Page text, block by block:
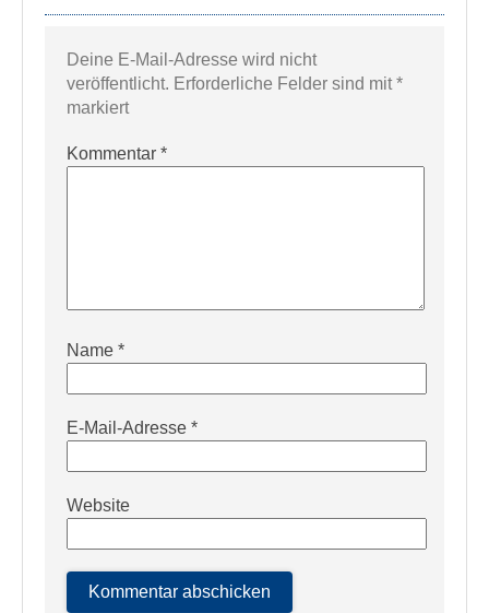
Deine E-Mail-Adresse wird nicht
veröffentlicht. Erforderliche Felder sind mit*
markiert
Kommentar *
Name *
E-Mail-Adresse *
Website